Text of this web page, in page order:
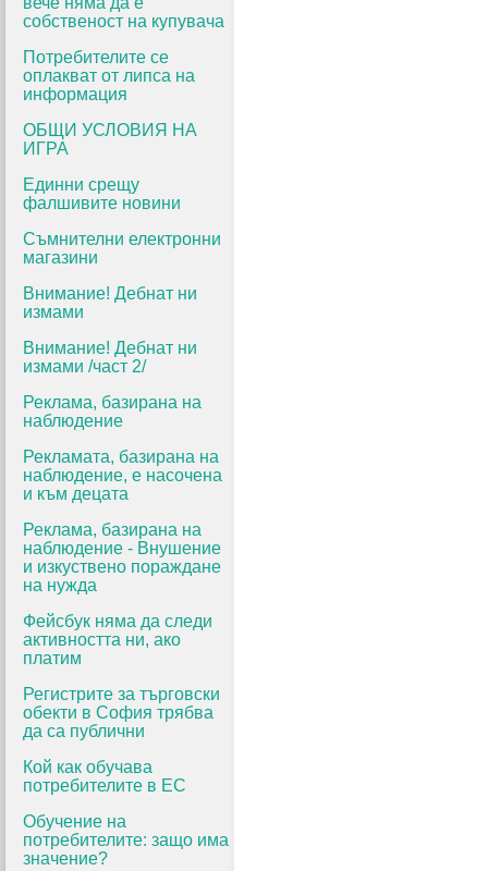
собственост на купувача
Потребителите се
оплакват от липса на
информация
ОБЩИ УСЛОВИЯ НА
ИГРА
Единни срещу
фалшивите новини
Съмнителни електронни
магазини
Внимание! Дебнат ни
измами
Внимание! Дебнат ни
измами /част 2/
Реклама, базирана на
наблюдение
Рекламата, базирана на
наблюдение, е насочена
и към децата
Реклама, базирана на
наблюдение - Внушение
и изкуствено пораждане
на нужда
Фейсбук няма да следи
активността ни, ако
платим
Регистрите за търговски
обекти в София трябва
да са публични
Кой как обучава
потребителите в ЕС
Обучение на
потребителите: защо има
значение?